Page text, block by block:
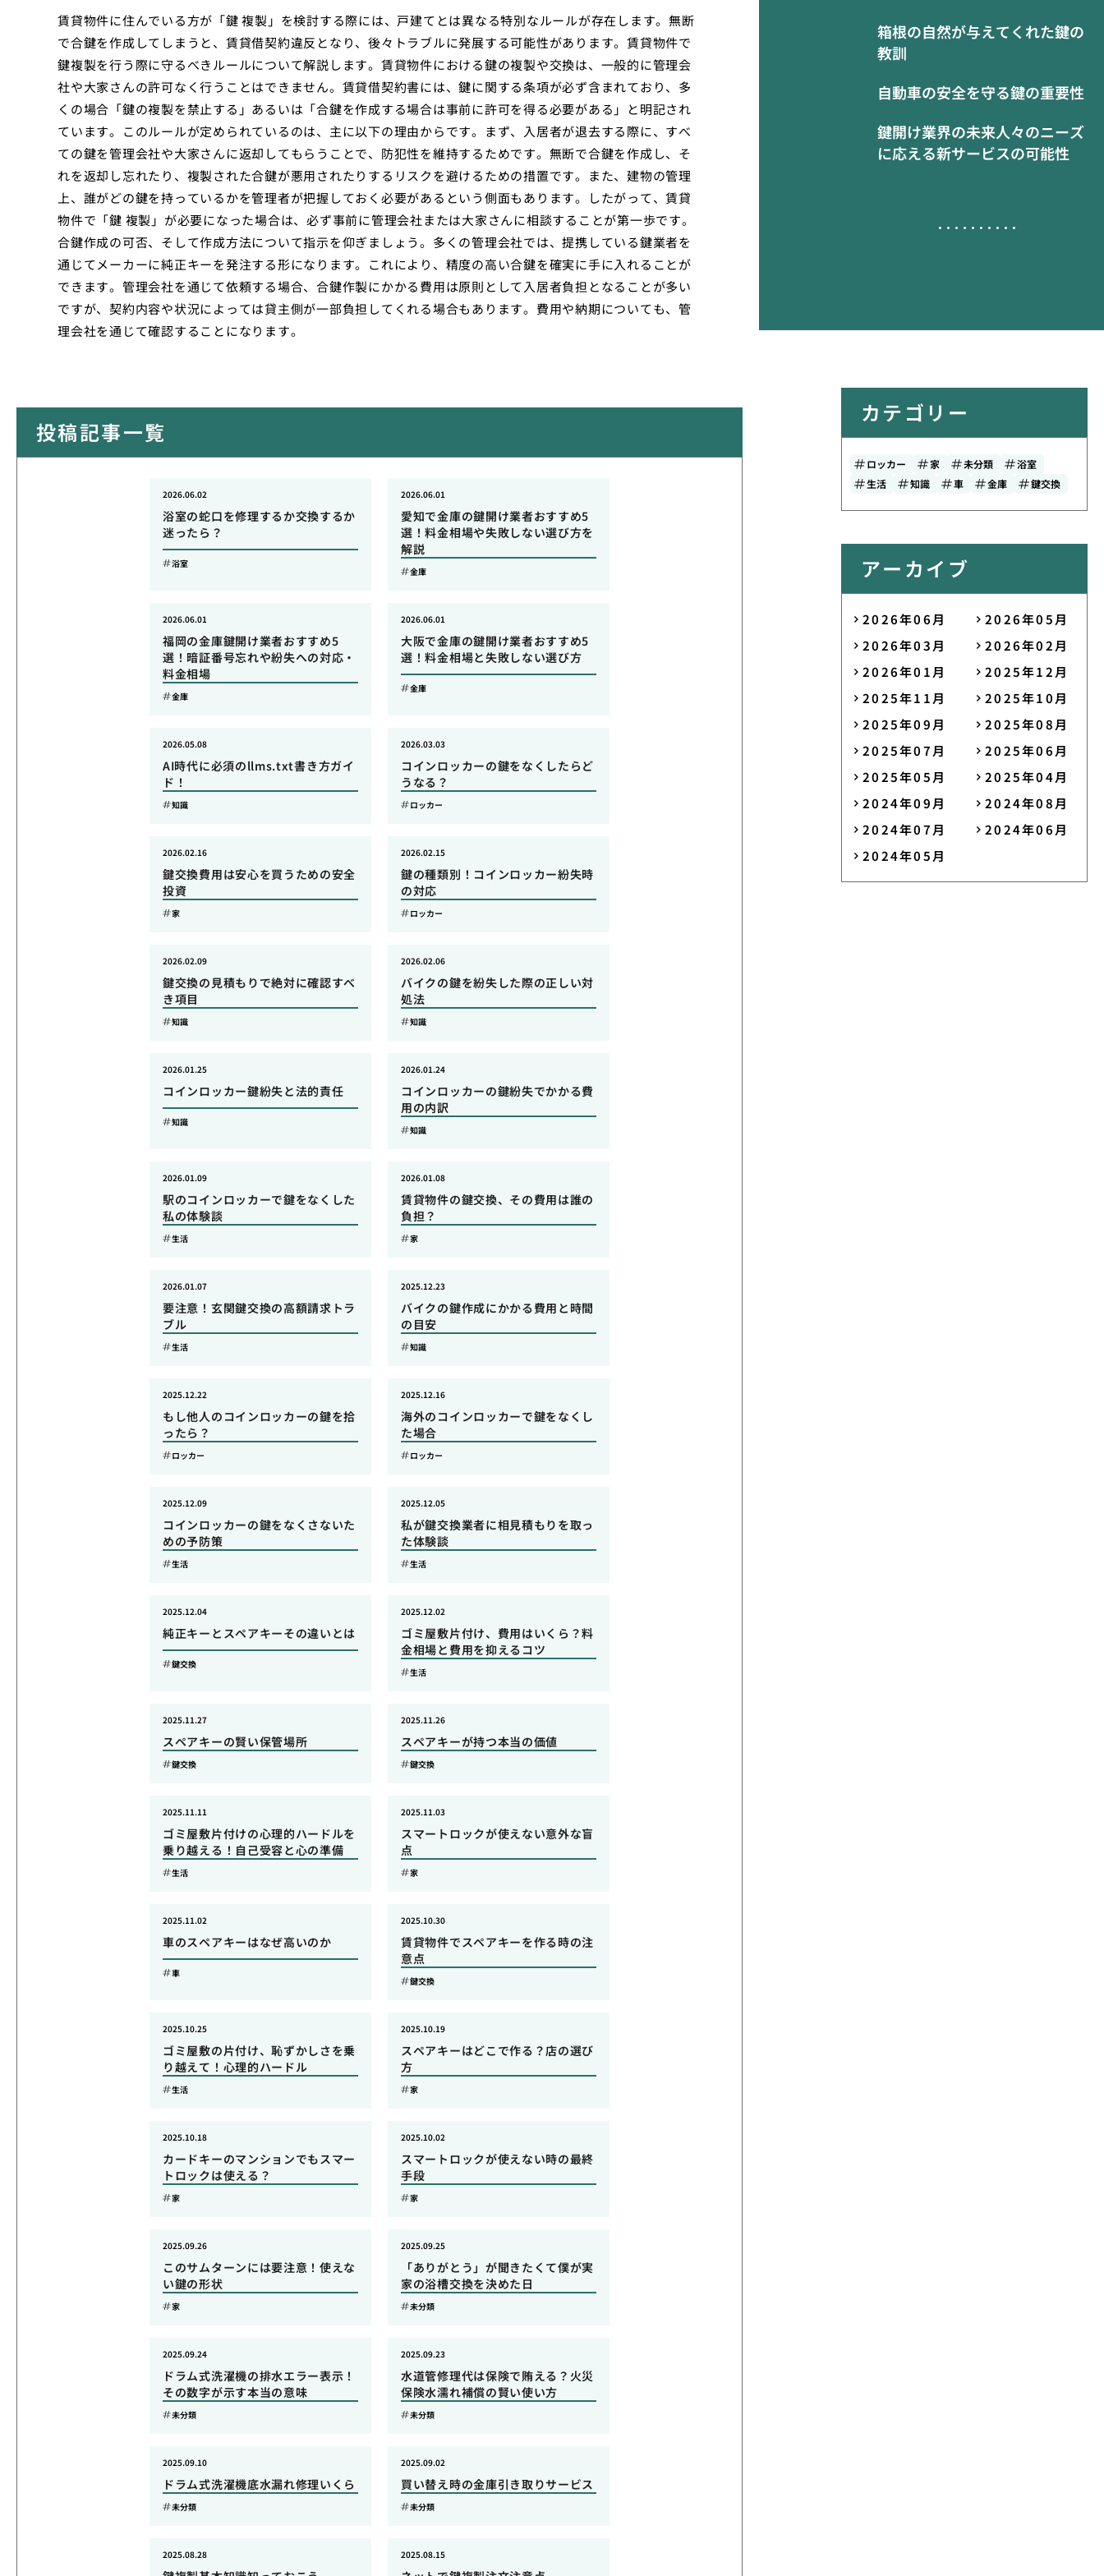
箱根の自然が与えてくれた鍵の
教訓
自動車の安全を守る鍵の重要性
鍵開け業界の未来人々のニーズ
に応える新サービスの可能性
賃貸物件に住んでいる方が「鍵 複製」を検討する際には、戸建てとは異なる特別なルールが存在します。無断
で合鍵を作成してしまうと、賃貸借契約違反となり、後々トラブルに発展する可能性があります。賃貸物件で
鍵複製を行う際に守るべきルールについて解説します。賃貸物件における鍵の複製や交換は、一般的に管理会
社や大家さんの許可なく行うことはできません。賃貸借契約書には、鍵に関する条項が必ず含まれており、多
くの場合「鍵の複製を禁止する」あるいは「合鍵を作成する場合は事前に許可を得る必要がある」と明記され
ています。このルールが定められているのは、主に以下の理由からです。まず、入居者が退去する際に、すべ
ての鍵を管理会社や大家さんに返却してもらうことで、防犯性を維持するためです。無断で合鍵を作成し、そ
れを返却し忘れたり、複製された合鍵が悪用されたりするリスクを避けるための措置です。また、建物の管理
上、誰がどの鍵を持っているかを管理者が把握しておく必要があるという側面もあります。したがって、賃貸
物件で「鍵 複製」が必要になった場合は、必ず事前に管理会社または大家さんに相談することが第一歩です。
合鍵作成の可否、そして作成方法について指示を仰ぎましょう。多くの管理会社では、提携している鍵業者を
通じてメーカーに純正キーを発注する形になります。これにより、精度の高い合鍵を確実に手に入れることが
できます。管理会社を通じて依頼する場合、合鍵作製にかかる費用は原則として入居者負担となることが多い
ですが、契約内容や状況によっては貸主側が一部負担してくれる場合もあります。費用や納期についても、管
理会社を通じて確認することになります。
投稿記事一覧
浴室の蛇口を修理するか交換するか
迷ったら？
2026.06.02
浴室
愛知で金庫の鍵開け業者おすすめ5
選！料金相場や失敗しない選び方を
解説
2026.06.01
金庫
福岡の金庫鍵開け業者おすすめ5
選！暗証番号忘れや紛失への対応・
料金相場
2026.06.01
金庫
大阪で金庫の鍵開け業者おすすめ5
選！料金相場と失敗しない選び方
2026.06.01
金庫
AI時代に必須のllms.txt書き方ガイ
ド！
2026.05.08
知識
コインロッカーの鍵をなくしたらど
うなる？
2026.03.03
ロッカー
鍵交換費用は安心を買うための安全
投資
2026.02.16
家
鍵の種類別！コインロッカー紛失時
の対応
2026.02.15
ロッカー
鍵交換の見積もりで絶対に確認すべ
き項目
2026.02.09
知識
バイクの鍵を紛失した際の正しい対
処法
2026.02.06
知識
コインロッカー鍵紛失と法的責任
2026.01.25
知識
コインロッカーの鍵紛失でかかる費
用の内訳
2026.01.24
知識
駅のコインロッカーで鍵をなくした
私の体験談
2026.01.09
生活
賃貸物件の鍵交換、その費用は誰の
負担？
2026.01.08
家
要注意！玄関鍵交換の高額請求トラ
ブル
2026.01.07
生活
バイクの鍵作成にかかる費用と時間
の目安
2025.12.23
知識
もし他人のコインロッカーの鍵を拾
ったら？
2025.12.22
ロッカー
海外のコインロッカーで鍵をなくし
た場合
2025.12.16
ロッカー
コインロッカーの鍵をなくさないた
めの予防策
2025.12.09
生活
私が鍵交換業者に相見積もりを取っ
た体験談
2025.12.05
生活
純正キーとスペアキーその違いとは
2025.12.04
鍵交換
ゴミ屋敷片付け、費用はいくら？料
金相場と費用を抑えるコツ
2025.12.02
生活
スペアキーの賢い保管場所
2025.11.27
鍵交換
スペアキーが持つ本当の価値
2025.11.26
鍵交換
ゴミ屋敷片付けの心理的ハードルを
乗り越える！自己受容と心の準備
2025.11.11
生活
スマートロックが使えない意外な盲
点
2025.11.03
家
車のスペアキーはなぜ高いのか
2025.11.02
車
賃貸物件でスペアキーを作る時の注
意点
2025.10.30
鍵交換
ゴミ屋敷の片付け、恥ずかしさを乗
り越えて！心理的ハードル
2025.10.25
生活
スペアキーはどこで作る？店の選び
方
2025.10.19
家
カードキーのマンションでもスマー
トロックは使える？
2025.10.18
家
スマートロックが使えない時の最終
手段
2025.10.02
家
このサムターンには要注意！使えな
い鍵の形状
2025.09.26
家
「ありがとう」が聞きたくて僕が実
家の浴槽交換を決めた日
2025.09.25
未分類
ドラム式洗濯機の排水エラー表示！
その数字が示す本当の意味
2025.09.24
未分類
水道管修理代は保険で賄える？火災
保険水濡れ補償の賢い使い方
2025.09.23
未分類
ドラム式洗濯機底水漏れ修理いくら
2025.09.10
未分類
買い替え時の金庫引き取りサービス
2025.09.02
未分類
2025.08.28 2025.08.15
カテゴリー
ロッカー 家 未分類
浴室
生活
知識 車 金庫 鍵交換
アーカイブ
2026年06月
2026年05月
2026年03月
2026年02月
2026年01月
2025年12月
2025年11月
2025年10月
2025年09月
2025年08月
2025年07月
2025年06月
2025年05月
2025年04月
2024年09月
2024年08月
2024年07月
2024年06月
2024年05月